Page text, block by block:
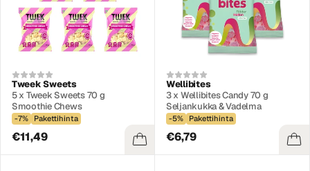
Tweek Sweets
5 x Tweek Sweets 70 g
Smoothie Chews
-7% Pakettihinta
€11,49
Wellibites
3 x Wellibites Candy 70 g
Seljankukka & Vadelma
-5% Pakettihinta
€6,79